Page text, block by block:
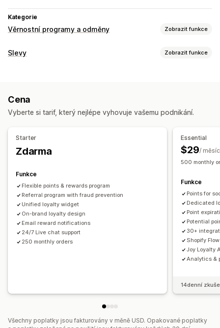
Kategorie
Věrnostní programy a odměny Zobrazit funkce
Typy programů
Odměny, které můžete nabízet
Kredit pro obchod
Sazby za dopravu
Doprava zdarma
Přednostní přístup
Vlastní odměny
Slevy Zobrazit funkce
Paušální slevy
Doprava zdarma Sazby za dopravu
Slevy na košík
Časově omezené nabídky
Automaticky otevíraná okna
Bannery Vlastní slevy
Správa slev
Import a export
Vlastní kód Kampaně
Spouštěče a pravidla
Sčítání slev
Segmentace Označování štítky
Vykazování
Analytika Rozhraní API a webhooky
Cena
Vyberte si tarif, který nejlépe vyhovuje vašemu podnikání.
Starter
Zdarma
Funkce
Flexible points & rewards program
Referral program with fraud prevention
Unified loyalty widget
On-brand loyalty design
Email reward notifications
24/7 Live chat support
250 monthly orders
Essential
$29/ měsíc
500 monthly
Funkce
Points for
Dedicated
Point
Potential
30+
Shopify
Joy Loyalty
Analytics &
14denní
Všechny poplatky jsou fakturovány v měně USD. Opakované poplatky